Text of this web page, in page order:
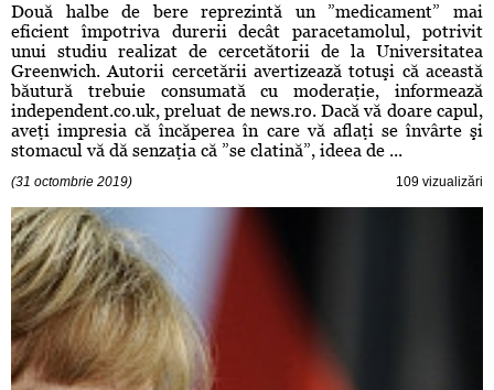
Două halbe de bere reprezintă un ”medicament” mai
eficient împotriva durerii decât paracetamolul, potrivit
unui studiu realizat de cercetătorii de la Universitatea
Greenwich. Autorii cercetării avertizează totuşi că această
băutură trebuie consumată cu moderaţie, informează
independent.co.uk, preluat de news.ro. Dacă vă doare capul,
aveţi impresia că încăperea în care vă aflaţi se învârte şi
stomacul vă dă senzaţia că ”se clatină”, ideea de ...
(31 octombrie 2019) 109 vizualizări